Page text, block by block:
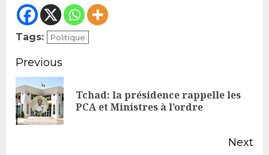
Tags: Politique
Continue
Reading
Previous
Tchad: la présidence rappelle les
PCA et Ministres à l’ordre
Next